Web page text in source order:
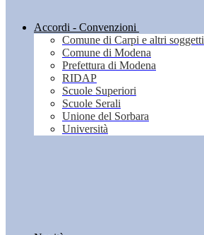
Accordi - Convenzioni
Comune di Carpi e altri soggetti
Comune di Modena
Prefettura di Modena
RIDAP
Scuole Superiori
Scuole Serali
Unione del Sorbara
Università